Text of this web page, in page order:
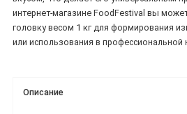
интернет-магазине FoodFestival вы
головку весом 1 кг для формирования
или использования в профессиональной
Описание